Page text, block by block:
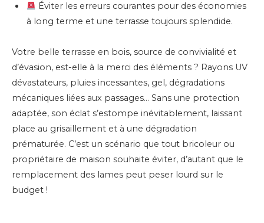
Éviter les erreurs courantes pour des économies
à long terme et une terrasse toujours splendide.
Votre belle terrasse en bois, source de convivialité et
d’évasion, est-elle à la merci des éléments ? Rayons UV
dévastateurs, pluies incessantes, gel, dégradations
mécaniques liées aux passages… Sans une protection
adaptée, son éclat s’estompe inévitablement, laissant
place au grisaillement et à une dégradation
prématurée. C’est un scénario que tout bricoleur ou
propriétaire de maison souhaite éviter, d’autant que le
remplacement des lames peut peser lourd sur le
budget !